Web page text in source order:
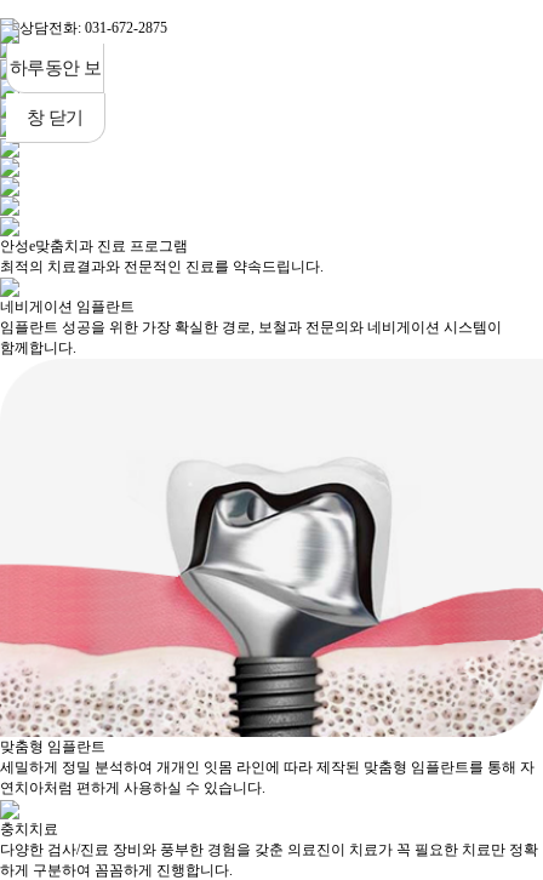
안성e맞춤치과 진료 프로그램
최적의 치료결과와 전문적인 진료를 약속드립니다.
네비게이션 임플란트
임플란트 성공을 위한 가장 확실한 경로, 보철과 전문의와 네비게이션 시스템이
함께합니다.
맞춤형 임플란트
세밀하게 정밀 분석하여 개개인 잇몸 라인에 따라 제작된 맞춤형 임플란트를 통해 자
연치아처럼 편하게 사용하실 수 있습니다.
충치치료
다양한 검사/진료 장비와 풍부한 경험을 갖춘 의료진이 치료가 꼭 필요한 치료만 정확
하게 구분하여 꼼꼼하게 진행합니다.
하루동안 보
지 않기
창 닫기